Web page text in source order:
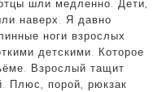
шли медленно. Дети,
наверх. Я давно
ноги взрослых
детскими. Которое
Взрослый тащит
Плюс, порой, рюкзак